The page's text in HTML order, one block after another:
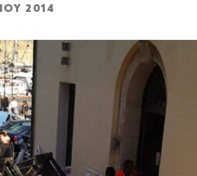
2014